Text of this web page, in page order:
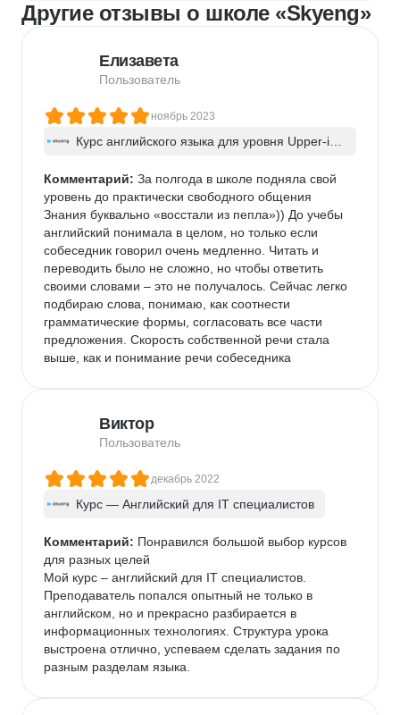
Другие отзывы о школе «Skyeng»
Елизавета
Пользователь
ноябрь 2023
Курс английского языка для уровня Upper-int
Комментарий: За полгода в школе подняла свой
уровень до практически свободного общения
Знания буквально «восстали из пепла»)) До учебы
английский понимала в целом, но только если
собеседник говорил очень медленно. Читать и
переводить было не сложно, но чтобы ответить
своими словами – это не получалось. Сейчас легко
подбираю слова, понимаю, как соотнести
грамматические формы, согласовать все части
предложения. Скорость собственной речи стала
выше, как и понимание речи собеседника
Виктор
Пользователь
декабрь 2022
Курс — Английский для IT специалистов
Комментарий: Понравился большой выбор курсов
для разных целей
Мой курс – английский для IT специалистов.
Преподаватель попался опытный не только в
английском, но и прекрасно разбирается в
информационных технологиях. Структура урока
выстроена отлично, успеваем сделать задания по
разным разделам языка.